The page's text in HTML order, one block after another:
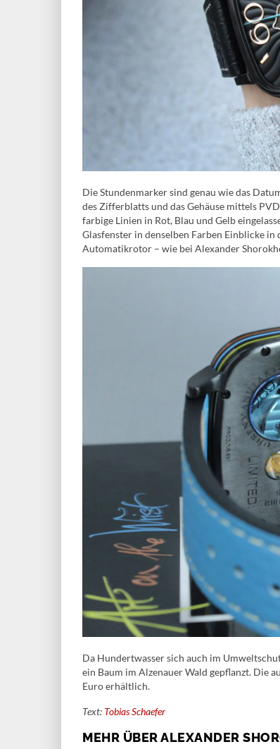
Die Stundenmarker sind genau wie das
des Zifferblatts und das Gehäuse mittels
farbige Linien in Rot, Blau und Gelb
Glasfenster in denselben Farben Einblicke
Automatikrotor – wie bei Alexander
Da Hundertwasser sich auch im
ein Baum im Alzenauer Wald gepflanzt. Die
Euro erhältlich.
Text: Tobias Schaefer
MEHR ÜBER ALEXANDER